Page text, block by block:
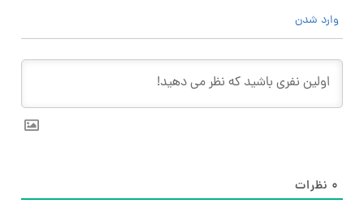
وارد شدن
۰ نظرات